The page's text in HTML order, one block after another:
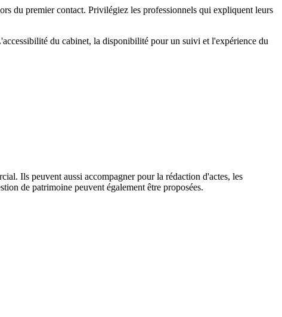
du premier contact. Privilégiez les professionnels qui expliquent leurs
du cabinet, la disponibilité pour un suivi et l'expérience du
Ils peuvent aussi accompagner pour la rédaction d'actes, les
de patrimoine peuvent également être proposées.